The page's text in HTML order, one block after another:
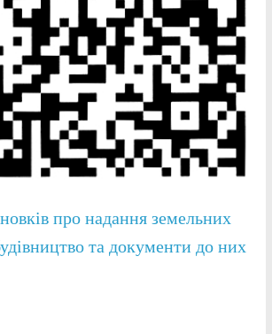
про надання земельних
та документи до них